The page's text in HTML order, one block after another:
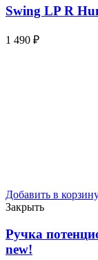
Swing LP R
1 490 ₽
Добавить в
Закрыть
Ручка
new!